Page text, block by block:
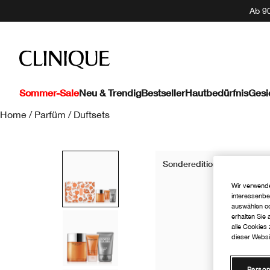
Ab
Sommer-SaleNeu & TrendigBestsellerHautbedürfnis
Home / Parfüm / Duftsets
Sonderedition
Wir
auswählen
erhalten Sie
alle Cookies
dieser